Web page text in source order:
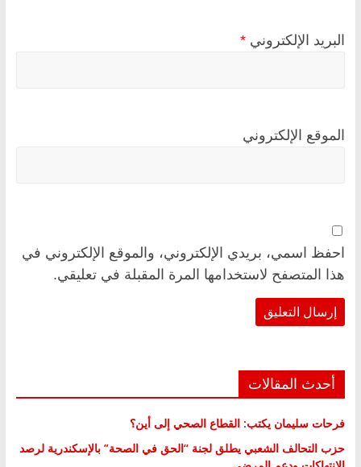
البريد الإلكتروني *
الموقع الإلكتروني
احفظ اسمي، بريدي الإلكتروني، والموقع الإلكتروني في
هذا المتصفح لاستخدامها المرة المقبلة في تعليقي.
أحدث المقالات
فرحات سليمان يكتب: القطاع الصحي إلى أين؟
حزب التحالف الشعبي يطلق لجنة “الحق في الصحة” بالإسكندرية لرصد